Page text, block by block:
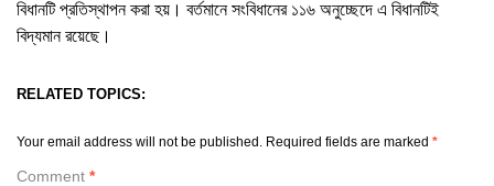
বিধানটি প্রতিস্থাপন করা হয়। বর্তমানে সংবিধানের ১১৬ অনুচ্ছেদে এ বিধানটিই
বিদ্যমান রয়েছে।
RELATED TOPICS:
Your email address will not be published. Required fields are marked *
Comment *